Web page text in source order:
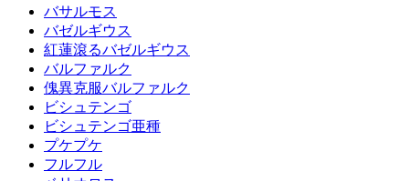
バサルモス
バゼルギウス
紅蓮滾るバゼルギウス
バルファルク
傀異克服バルファルク
ビシュテンゴ
ビシュテンゴ亜種
プケプケ
フルフル